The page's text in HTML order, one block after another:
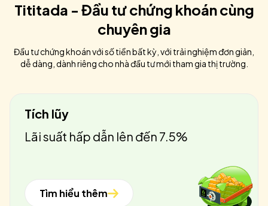
Tititada - Đầu tư chứng khoán cùng
chuyên gia
Đầu tư chứng khoán với số tiền bất kỳ, với trải nghiệm đơn giản,
dễ dàng, dành riêng cho nhà đầu tư mới tham gia thị trường.
Tích lũy
Lãi suất hấp dẫn lên đến 7.5%
Tìm hiểu thêm